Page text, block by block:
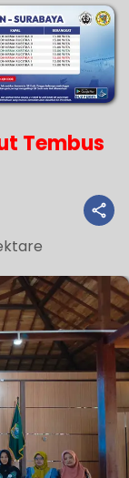
Tembus